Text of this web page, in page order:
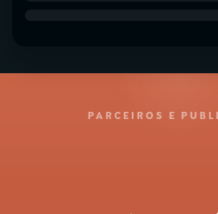
PARCEIROS E